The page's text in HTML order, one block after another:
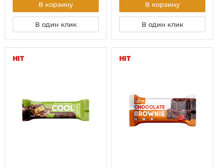
В корзину
В один клик
В корзину
В один клик
HIT HIT